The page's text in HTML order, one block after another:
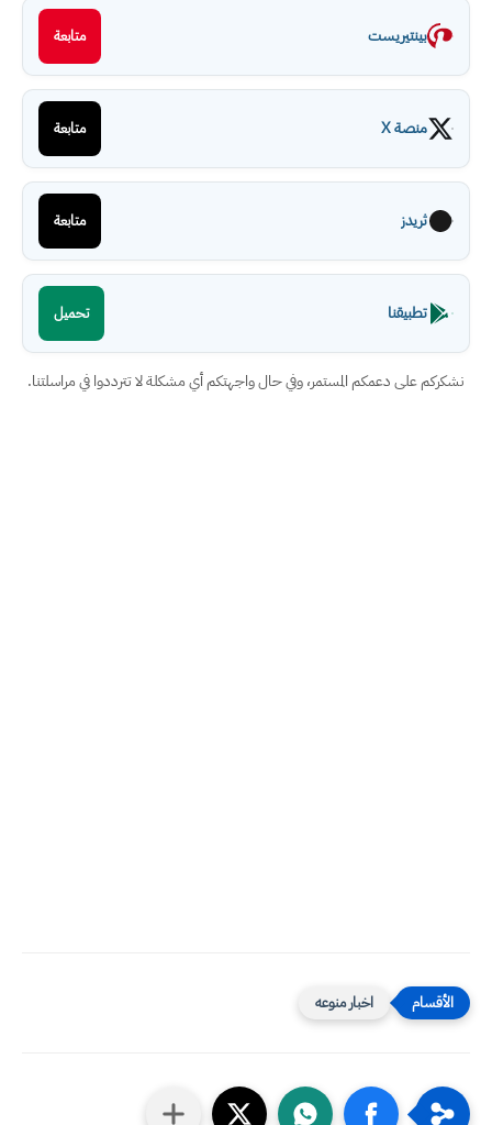
بينتيريست متابعة
منصة X متابعة
ثريدز متابعة
تطبيقنا تحميل
نشكركم على دعمكم المستمر، وفي حال واجهتكم أي مشكلة لا تترددوا في مراسلتنا.
اخبار منوعه